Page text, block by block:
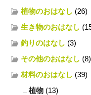
植物のおはなし (26)
生き物のおはなし
釣りのはなし (3)
その他のおはなし (8)
材料のおはなし (39)
植物 (13)